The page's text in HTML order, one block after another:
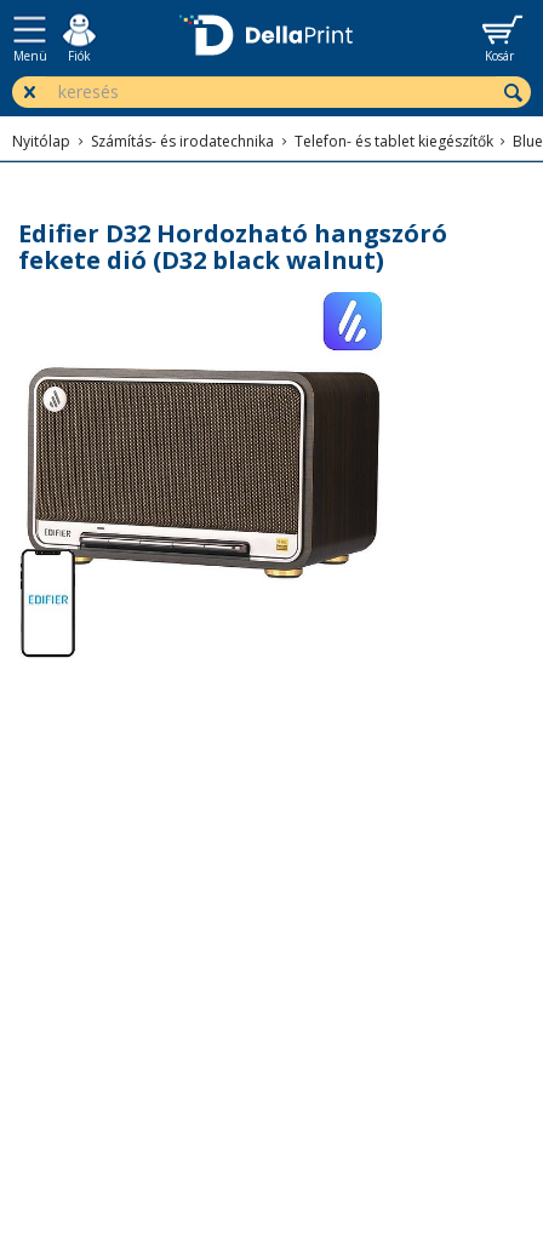
Menü Fiók Kosár
Nyitólap Számítás- és irodatechnika Telefon- és tablet kiegészítők
Edifier D32 Hordozható hangszóró
fekete dió (D32 black walnut)